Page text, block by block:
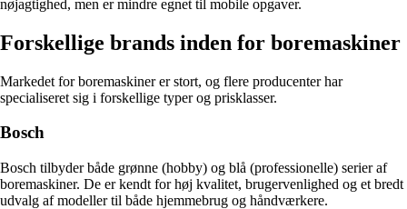
nøjagtighed, men er mindre egnet til mobile opgaver.
Forskellige brands inden for boremaskiner
Markedet for boremaskiner er stort, og flere producenter har
specialiseret sig i forskellige typer og prisklasser.
Bosch
Bosch tilbyder både grønne (hobby) og blå (professionelle) serier af
boremaskiner. De er kendt for høj kvalitet, brugervenlighed og et bredt
udvalg af modeller til både hjemmebrug og håndværkere.